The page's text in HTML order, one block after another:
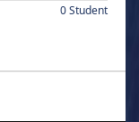
0 Student